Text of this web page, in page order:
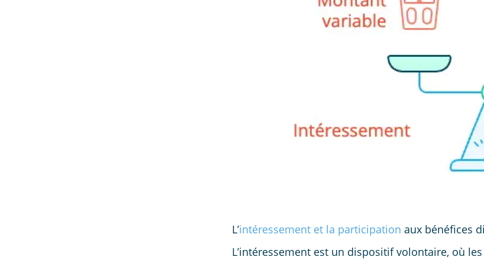
L’intéressement et la participation aux bénéfices
L’intéressement est un dispositif volontaire, où